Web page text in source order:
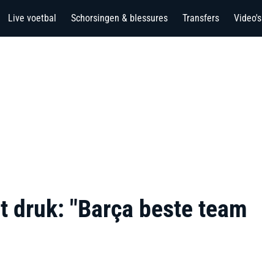
Live voetbal Schorsingen & blessures Transfers Video's
druk: "Barça beste team